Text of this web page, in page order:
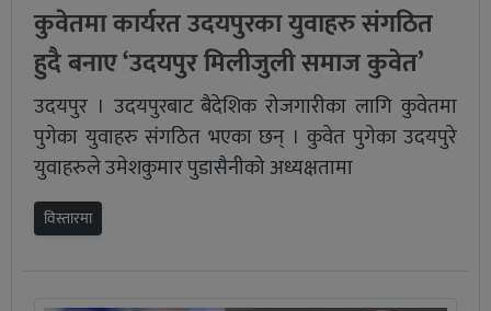
कुवेतमा कार्यरत उदयपुरका युवाहरु संगठित
हुदै बनाए ‘उदयपुर मिलीजुली समाज कुवेत’
उदयपुर । उदयपुरबाट बैदेशिक रोजगारीका लागि कुवेतमा
पुगेका युवाहरु संगठित भएका छन् । कुवेत पुगेका उदयपुरे
युवाहरुले उमेशकुमार पुडासैनीको अध्यक्षतामा
विस्तारमा